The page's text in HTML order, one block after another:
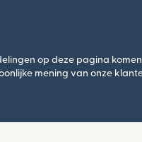
op deze pagina
mening van onze